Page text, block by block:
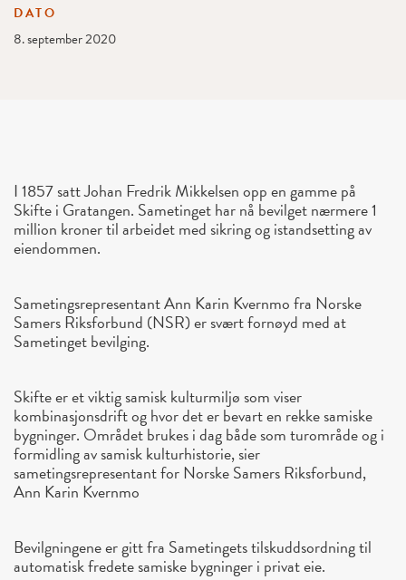
DATO
8. september 2020
I 1857 satt Johan Fredrik Mikkelsen opp en gamme på
Skifte i Gratangen. Sametinget har nå bevilget nærmere 1
million kroner til arbeidet med sikring og istandsetting av
eiendommen.
Sametingsrepresentant Ann Karin Kvernmo fra Norske
Samers Riksforbund (NSR) er svært fornøyd med at
Sametinget bevilging.
Skifte er et viktig samisk kulturmiljø som viser
kombinasjonsdrift og hvor det er bevart en rekke samiske
bygninger. Området brukes i dag både som turområde og i
formidling av samisk kulturhistorie, sier
sametingsrepresentant for Norske Samers Riksforbund,
Ann Karin Kvernmo
Bevilgningene er gitt fra Sametingets tilskuddsordning til
automatisk fredete samiske bygninger i privat eie.